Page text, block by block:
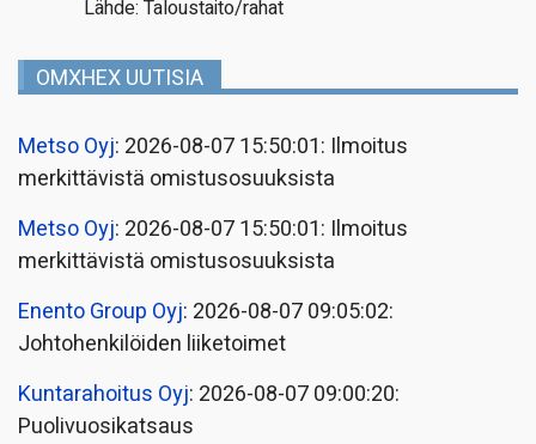
Lähde: Taloustaito/rahat
OMXHEX UUTISIA
Metso Oyj: 2026-08-07 15:50:01: Ilmoitus
merkittävistä omistusosuuksista
Metso Oyj: 2026-08-07 15:50:01: Ilmoitus
merkittävistä omistusosuuksista
Enento Group Oyj: 2026-08-07 09:05:02:
Johtohenkilöiden liiketoimet
Kuntarahoitus Oyj: 2026-08-07 09:00:20:
Puolivuosikatsaus